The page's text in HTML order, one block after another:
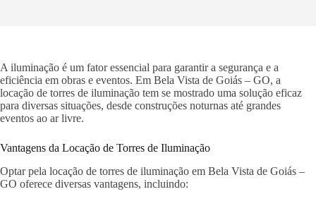
A iluminação é um fator essencial para garantir a segurança e a
eficiência em obras e eventos. Em Bela Vista de Goiás – GO, a
locação de torres de iluminação tem se mostrado uma solução eficaz
para diversas situações, desde construções noturnas até grandes
eventos ao ar livre.
Vantagens da Locação de Torres de Iluminação
Optar pela locação de torres de iluminação em Bela Vista de Goiás –
GO oferece diversas vantagens, incluindo: